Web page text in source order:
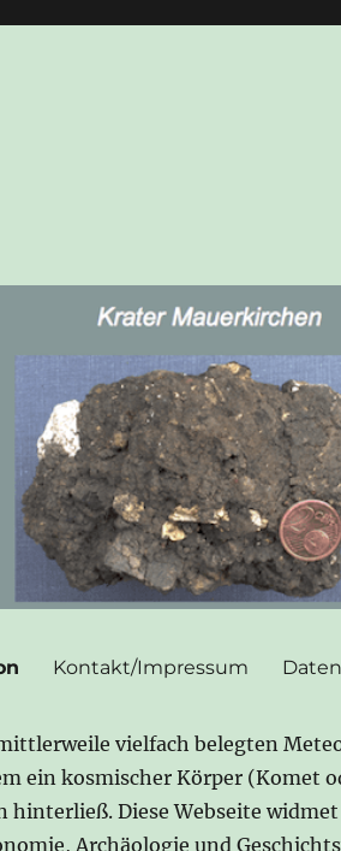
Kontakt/Impressum
vielfach belegten
ein kosmischer Körper (Komet
Diese Webseite
Archäologie und